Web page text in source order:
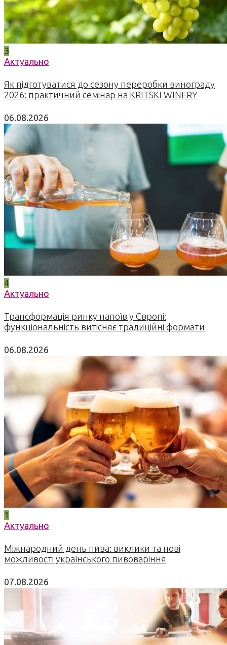
3
Актуально
Як підготуватися до сезону переробки винограду
2026: практичний семінар на KRITSKI WINERY
06.08.2026
4
Актуально
Трансформація ринку напоїв у Європі:
функціональність витісняє традиційні формати
06.08.2026
1
Актуально
Міжнародний день пива: виклики та нові
можливості українського пивоваріння
07.08.2026